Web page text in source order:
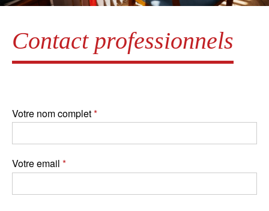
Contact professionnels
Votre nom complet
Votre email